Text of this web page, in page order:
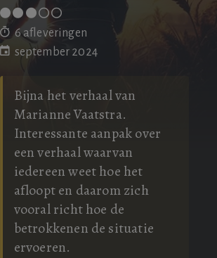
6 afleveringen
september 2024
Bijna het verhaal van
Marianne Vaatstra.
Interessante aanpak over
een verhaal waarvan
iedereen weet hoe het
afloopt en daarom zich
vooral richt hoe de
betrokkenen de situatie
ervoeren.